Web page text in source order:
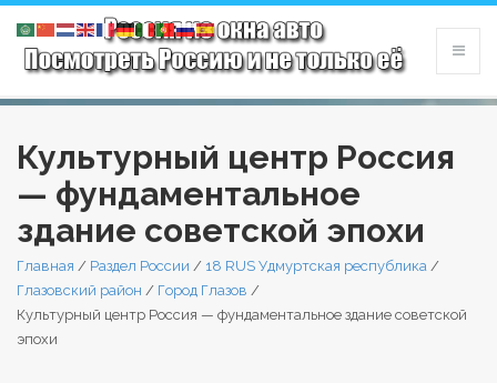
Культурный центр Россия
— фундаментальное
здание советской эпохи
Главная / Раздел России / 18 RUS Удмуртская республика /
Глазовский район / Город Глазов /
Культурный центр Россия — фундаментальное здание советской
эпохи